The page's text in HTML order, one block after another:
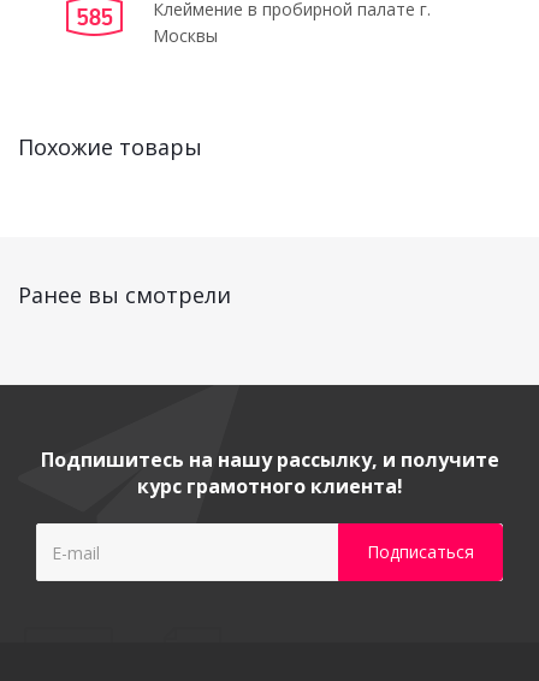
Клеймение в пробирной палате г.
Москвы
Похожие товары
Ранее вы смотрели
Подпишитесь на нашу рассылку, и получите
курс грамотного клиента!